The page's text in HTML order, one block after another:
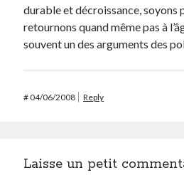
durable et décroissance, soyons
retournons quand même pas à
souvent un des arguments des
#04/06/2008 Reply
Laisse un petit